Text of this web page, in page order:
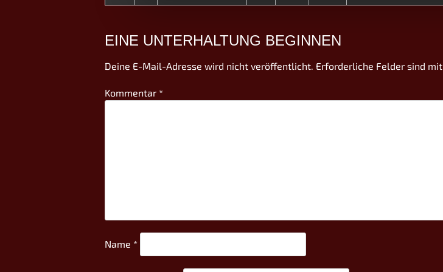
EINE UNTERHALTUNG BEGINNEN
Deine E-Mail-Adresse wird nicht veröffentlicht. Erforderliche Felder sind mit
Kommentar *
Name *